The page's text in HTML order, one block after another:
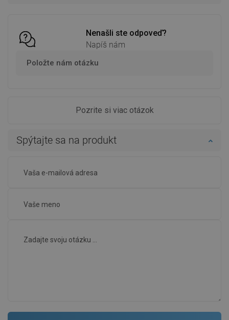
Nenašli ste odpoveď?
Napíš nám
Položte nám otázku
Pozrite si viac otázok
Spýtajte sa na produkt